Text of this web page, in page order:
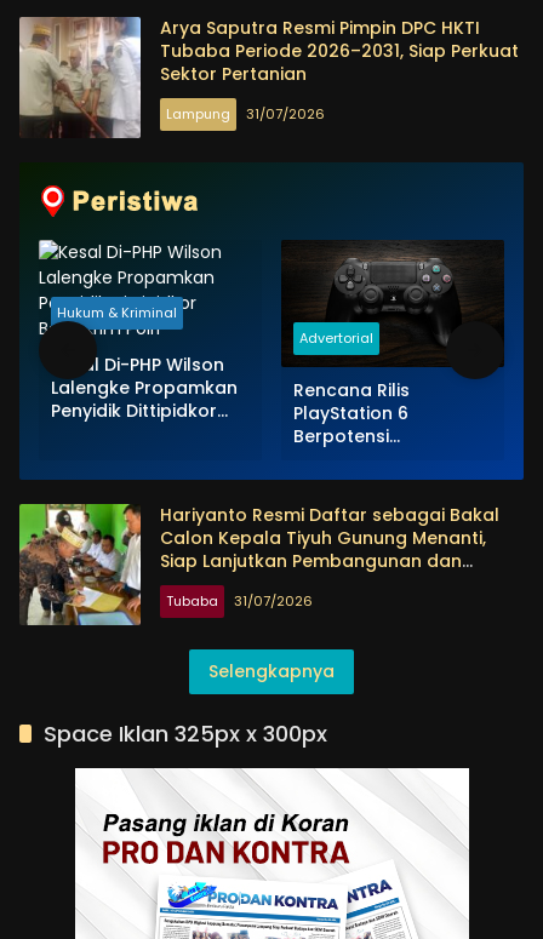
Arya Saputra Resmi Pimpin DPC HKTI
Tubaba Periode 2026–2031, Siap Perkuat
Sektor Pertanian
Lampung 31/07/2026
Hukum & Kriminal
Kesal Di-PHP Wilson
Lalengke Propamkan
Penyidik Dittipidkor
Advertorial
Rencana Rilis
PlayStation 6
Berpotensi
Microsoft
Hariyanto Resmi Daftar sebagai Bakal
Calon Kepala Tiyuh Gunung Menanti,
Siap Lanjutkan Pembangunan dan
Tingkatkan Kesejahteraan Warga
Tubaba 31/07/2026
Selengkapnya
Space Iklan 325px x 300px